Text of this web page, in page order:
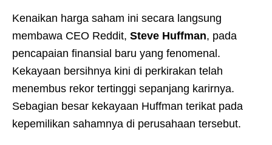
Kenaikan harga saham ini secara langsung
membawa CEO Reddit, Steve Huffman, pada
pencapaian finansial baru yang fenomenal.
Kekayaan bersihnya kini di perkirakan telah
menembus rekor tertinggi sepanjang karirnya.
Sebagian besar kekayaan Huffman terikat pada
kepemilikan sahamnya di perusahaan tersebut.